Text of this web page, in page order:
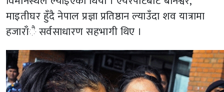
माइतीघर हुँदै नेपाल प्रज्ञा प्रतिष्ठान ल्याउँदा शव यात्रामा
हजाराँै सर्वसाधारण सहभागी थिए ।